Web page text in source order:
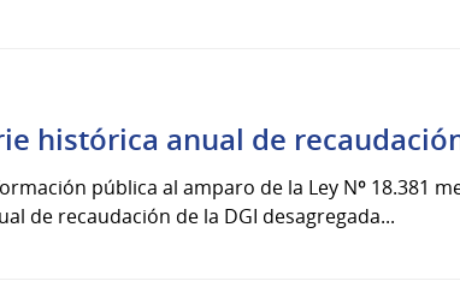
histórica anual de
pública al amparo de la Ley Nº 18.381
de recaudación de la DGI desagregada...